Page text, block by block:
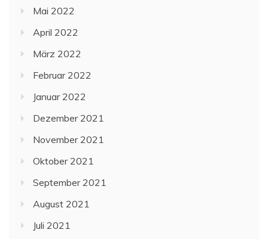
Mai 2022
April 2022
März 2022
Februar 2022
Januar 2022
Dezember 2021
November 2021
Oktober 2021
September 2021
August 2021
Juli 2021